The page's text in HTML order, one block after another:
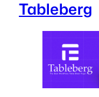
Tableberg